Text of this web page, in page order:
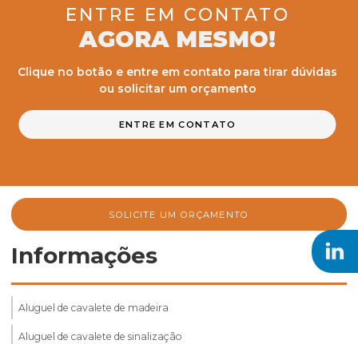
ENTRE EM CONTATO
AGORA MESMO!
Clique no botão e entre em contato para tirar dúvidas
ou solicitar um orçamento
ENTRE EM CONTATO
SOLICITE UM ORÇAMENTO
Informações
Aluguel de cavalete de madeira
Aluguel de cavalete de sinalização